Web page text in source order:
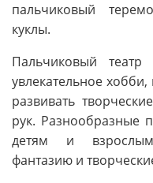
пальчиковый
куклы.
Пальчиковый
увлекательное
развивать
рук. Разнообразные
детям и
фантазию и